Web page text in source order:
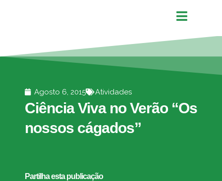
Agosto 6, 2015 Atividades
Ciência Viva no Verão “Os
nossos cágados”
Partilha esta publicação